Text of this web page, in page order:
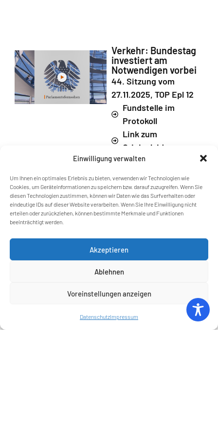
Einwilligung verwalten
Um Ihnen ein optimales Erlebnis zu bieten, verwenden wir Technologien wie
Cookies, um Geräteinformationen zu speichern bzw. darauf zuzugreifen. Wenn Sie
diesen Technologien zustimmen, können wir Daten wie das Surfverhalten oder
eindeutige IDs auf dieser Website verarbeiten. Wenn Sie Ihre Einwilligung nicht
erteilen oder zurückziehen, können bestimmte Merkmale und Funktionen
beeinträchtigt werden.
Akzeptieren
Ablehnen
Voreinstellungen anzeigen
DatenschutzImpressum
Verkehr: Bundestag
investiert am
Notwendigen vorbei
44. Sitzung vom
27.11.2025, TOP Epl 12
Fundstelle im
Protokoll
Link zum
Originalvideo
Bauen/Wohnen:
aus
44. Sitzung vom
Protokoll
Originalvideo